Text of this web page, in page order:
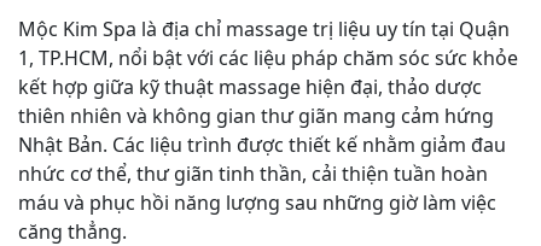
Mộc Kim Spa là địa chỉ massage trị liệu uy tín tại Quận
1, TP.HCM, nổi bật với các liệu pháp chăm sóc sức khỏe
kết hợp giữa kỹ thuật massage hiện đại, thảo dược
thiên nhiên và không gian thư giãn mang cảm hứng
Nhật Bản. Các liệu trình được thiết kế nhằm giảm đau
nhức cơ thể, thư giãn tinh thần, cải thiện tuần hoàn
máu và phục hồi năng lượng sau những giờ làm việc
căng thẳng.